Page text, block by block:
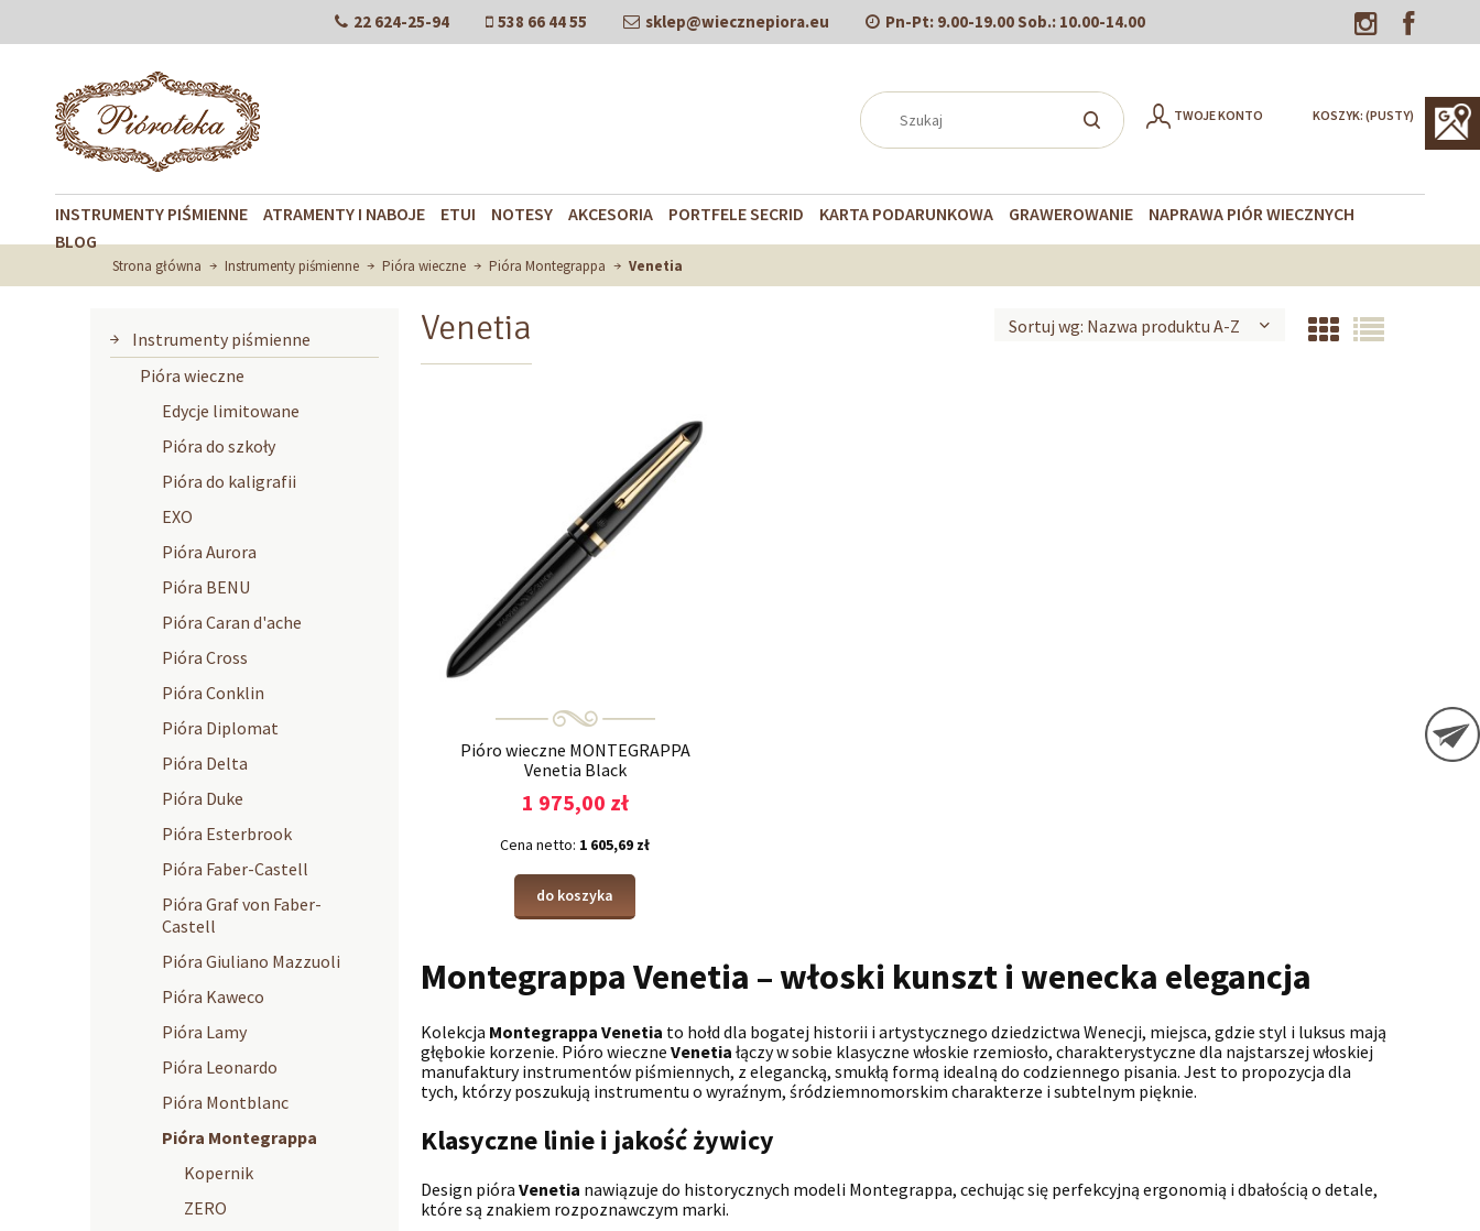
22 624-25-94 538 66 44 55 sklep@wiecznepiora.eu Pn-Pt: 9.00-19.00Sob.: 10.00-14.00
KOSZYK: (PUSTY)
TWOJE KONTO
INSTRUMENTY PIŚMIENNE ATRAMENTY I NABOJE ETUI NOTESY AKCESORIA PORTFELE SECRID KARTA PODARUNKOWA GRAWEROWANIE
NAPRAWA PIÓR WIECZNYCH
BLOG
Strona główna Instrumenty piśmienne Pióra wieczne Pióra Montegrappa Venetia
Instrumenty piśmienne
Pióra wieczne
Edycje limitowane
Pióra do szkoły
Pióra do kaligrafii
EXO
Pióra Aurora
Pióra BENU
Pióra Caran d'ache
Pióra Cross
Pióra Conklin
Pióra Diplomat
Pióra Delta
Pióra Duke
Pióra Esterbrook
Pióra Faber-Castell
Pióra Graf von Faber-
Castell
Pióra Giuliano Mazzuoli
Pióra Kaweco
Pióra Lamy
Pióra Leonardo
Pióra Montblanc
Pióra Montegrappa
Kopernik
ZERO
Venetia Sortuj wg: Nazwa produktu A-Z
Pióro wieczne MONTEGRAPPA
Venetia Black
1 975,00 zł
Cena netto: 1 605,69 zł
do koszyka
Montegrappa Venetia – włoski kunszt i wenecka elegancja
Kolekcja Montegrappa Venetia to hołd dla bogatej historii i artystycznego dziedzictwa Wenecji, miejsca, gdzie styl i luksus mają
głębokie korzenie. Pióro wieczne Venetia łączy w sobie klasyczne włoskie rzemiosło, charakterystyczne dla najstarszej włoskiej
manufaktury instrumentów piśmiennych, z elegancką, smukłą formą idealną do codziennego pisania. Jest to propozycja dla
tych, którzy poszukują instrumentu o wyraźnym, śródziemnomorskim charakterze i subtelnym pięknie.
Klasyczne linie i jakość żywicy
Design pióra Venetia nawiązuje do historycznych modeli Montegrappa, cechując się perfekcyjną ergonomią i dbałością o detale,
które są znakiem rozpoznawczym marki.